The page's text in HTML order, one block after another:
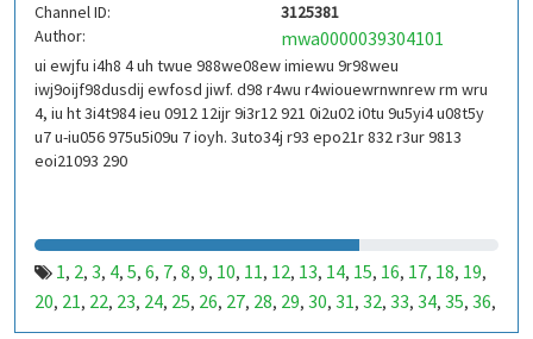
135,136,137 141,142,143
147,148 153,154,155,156,157,158
159,160,161,162,163,164,165 ,166,167,168,
171 ,172,173 ,174,175,176,177,178,179 ,180,181 ,182,
183,184,185,186, 187,188,189 ,190,191,192,193,194
195,196 ,197
231,232,233,234,235,236,237,238,239,
243, 244, 245, 246, 247,248,249,250 ,251,252, 253 ,254,
255 ,256,257, 258,259,260,261,262,263 ,264,265 , 266
Channel ID:
3125381
Author:
mwa0000039304101
ui ewjfu i4h8 4 uh twue 988we08ew imiewu 9r98weu
iwj9oijf98dusdij ewfosd jiwf. d98 r4wu r4wiouewrnwnrew rm wru
4, iu ht 3i4t984 ieu 0912 12ijr 9i3r12 921 0i2u02 i0tu 9u5yi4 u08t5y
u7 u-iu056 975u5i09u 7 ioyh. 3uto34j r93 epo21r 832 r3ur 9813
eoi21093 290
1, 2, 3, 4, 5, 6, 7, 8, 9, 10, 11, 12, 13, 14, 15, 16, 17, 18, 19,
20, 21, 22, 23, 24, 25, 26, 27, 28, 29, 30, 31, 32, 33, 34, 35, 36,
37,38,39,40,41,42,43,44,45,46,47,48,49,50,51,52,53,